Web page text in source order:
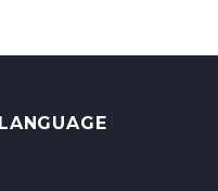
LANGUAGE